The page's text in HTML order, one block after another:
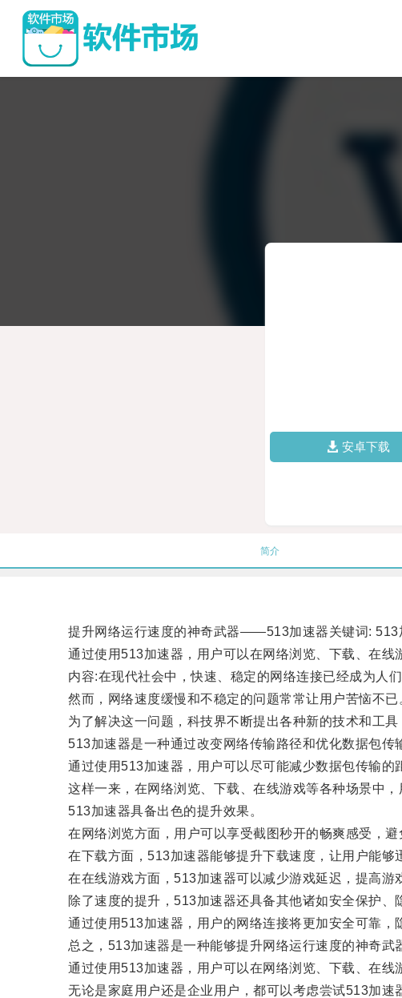
安卓下载
简介
提升网络运行速度的神奇武器——513加速器关键词: 513加
通过使用513加速器，用户可以在网络浏览、下载、在线
内容:在现代社会中，快速、稳定的网络连接已经成为人们
然而，网络速度缓慢和不稳定的问题常常让用户苦恼不已
为了解决这一问题，科技界不断提出各种新的技术和工具
513加速器是一种通过改变网络传输路径和优化数据包传
通过使用513加速器，用户可以尽可能减少数据包传输的
这样一来，在网络浏览、下载、在线游戏等各种场景中，
513加速器具备出色的提升效果。
在网络浏览方面，用户可以享受截图秒开的畅爽感受，避
在下载方面，513加速器能够提升下载速度，让用户能够
在在线游戏方面，513加速器可以减少游戏延迟，提高游
除了速度的提升，513加速器还具备其他诸如安全保护、
通过使用513加速器，用户的网络连接将更加安全可靠，
总之，513加速器是一种能够提升网络运行速度的神奇武
通过使用513加速器，用户可以在网络浏览、下载、在线
无论是家庭用户还是企业用户，都可以考虑尝试513加速